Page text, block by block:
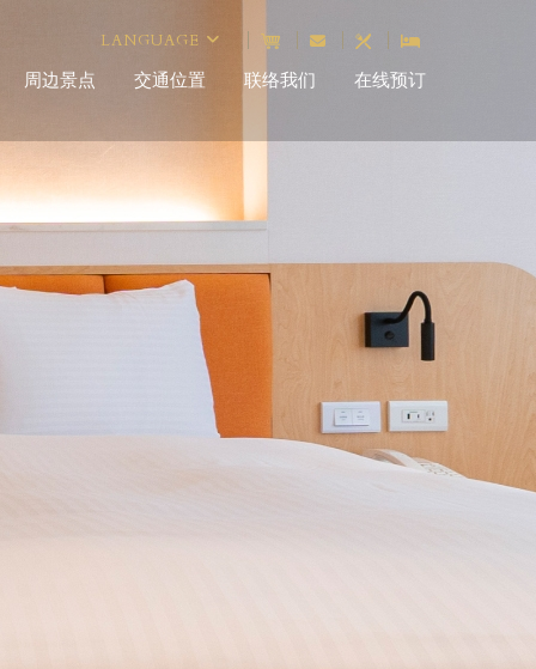
LANGUAGE
周边景点 交通位置 联络我们 在线预订